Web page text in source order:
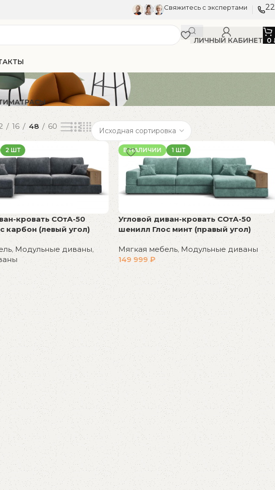
Свяжитесь с экспертами
ЛИЧНЫЙ КАБИНЕТ 0
МАТРАСЫ
16 48 60
2 ШТ
кровать СОтА-50
карбон (левый угол)
,Модульные диваны,
В НАЛИЧИИ 1 ШТ
Угловой диван-кровать СОтА-50
шенилл Глос минт (правый угол)
Мягкая мебель, Модульные диваны
149 999₽
В корзину